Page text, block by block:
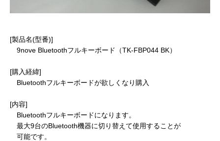
[製品名(型番)]
9nove Bluetoothフルキーボード（TK-FBP044 BK）
[購入経緯]
Bluetoothフルキーボードが欲しくなり購入
[内容]
Bluetoothフルキーボードになります。
最大9台のBluetooth機器に切り替えて使用することが
可能です。